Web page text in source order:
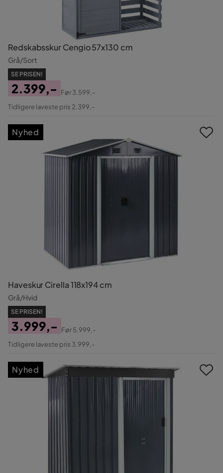
Redskabsskur Cengio 57x130 cm
Grå/Sort
SE PRISEN!
Pris
2.399,-
Original
Før3.599,-
Tidligere laveste pris 2.399,-
Haveskur Cirella 118x194 cm
Grå/Hvid
SE PRISEN!
Pris
3.999,-
Original
Før5.999,-
Tidligere laveste pris 3.999,-
Nyhed
Nyhed